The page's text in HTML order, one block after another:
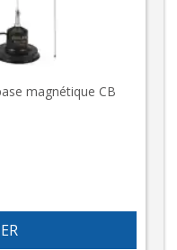
magnétique CB